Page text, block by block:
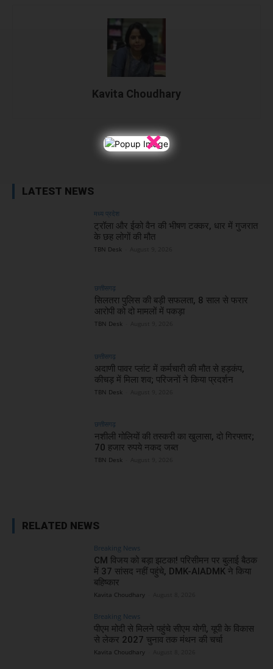
×
Kavita Choudhary
X
LATEST NEWS
मध्य प्रदेश
ट्रॉला और ईको वैन की भीषण टक्कर, धार में गुजरात
के छह लोगों की मौत
TBN Desk
छत्तीसगढ़
सिलतरा पुलिस की बड़ी सफलता, 8 साल से फरार
आरोपी को दो मामलों में पकड़ा
TBN Desk
छत्तीसगढ़
अदाणी पावर प्लांट में कर्मचारी की मौत से हड़कंप,
कीचड़ में मिला शव; परिजनों ने किया प्रदर्शन
TBN Desk
छत्तीसगढ़
नशीली गोलियों की तस्करी का खुलासा, दो गिरफ्तार;
70 हजार रुपये नकद जब्त
TBN Desk
RELATED NEWS
Breaking News
CM विजय को बड़ा झटका! परिसीमन पर बुलाई बैठक
में 37 सांसद नहीं पहुंचे, DMK-AIADMK ने किया
बहिष्कार
Kavita Choudhary
Breaking News
पीएम मोदी से मिलने पहुंचे सीएम योगी, यूपी के विकास
से लेकर 2027 चुनाव तक मंथन की चर्चा
Kavita Choudhary